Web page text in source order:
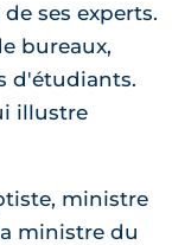
ses experts.
bureaux,
d'étudiants.
illustre
ministre
ministre du